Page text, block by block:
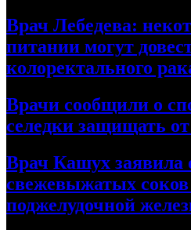
Врач Лебедева:
питании могут
колоректального
Врачи сообщили о
селедки защищать
Врач Кашух заявила
свежевыжатых
поджелудочной